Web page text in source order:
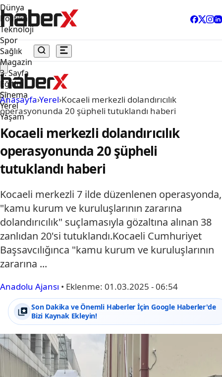
Dünya
Politika
Teknoloji
Spor
Sağlık
Magazin
3. Sayfa
Eğitim
Sinema
Yerel
Yaşam
Anasayfa›Yerel›Kocaeli merkezli dolandırıcılık
operasyonunda 20 şüpheli tutuklandı haberi
Kocaeli merkezli dolandırıcılık
operasyonunda 20 şüpheli
tutuklandı haberi
Kocaeli merkezli 7 ilde düzenlenen operasyonda,
"kamu kurum ve kuruluşlarının zararına
dolandırıcılık" suçlamasıyla gözaltına alınan 38
zanlıdan 20'si tutuklandı.Kocaeli Cumhuriyet
Başsavcılığınca "kamu kurum ve kuruluşlarının
zararına ...
Anadolu Ajansı • Eklenme: 01.03.2025 - 06:54
Son Dakika ve Önemli Haberler İçin Google Haberler'de
Bizi Kaynak Ekleyin!